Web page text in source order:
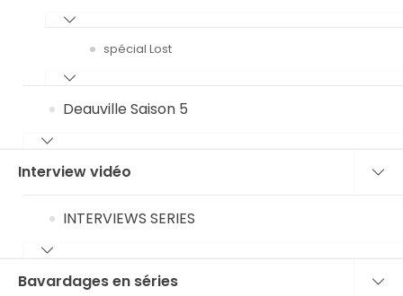
spécial Lost
Deauville Saison 5
Interview vidéo
INTERVIEWS SERIES
Bavardages en séries